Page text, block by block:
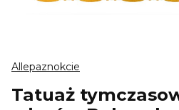
Allepaznokcie
Tatuaż